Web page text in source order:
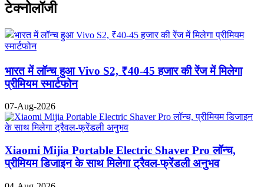
टेक्नोलॉजी
भारत में लॉन्च हुआ Vivo S2, ₹40-45 हजार की रेंज में मिलेगा
प्रीमियम स्मार्टफोन
07-Aug-2026
Xiaomi Mijia Portable Electric Shaver Pro लॉन्च,
प्रीमियम डिजाइन के साथ मिलेगा ट्रैवल-फ्रेंडली अनुभव